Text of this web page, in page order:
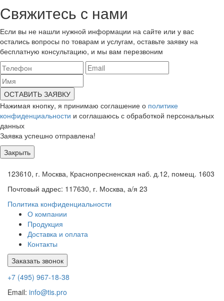
Свяжитесь с нами
Если вы не нашли нужной информации на сайте или у вас
остались вопросы по товарам и услугам, оставьте заявку на
бесплатную консультацию, и мы вам перезвоним
ОСТАВИТЬ ЗАЯВКУ
Нажимая кнопку, я принимаю соглашение о политике
конфиденциальности и соглашаюсь с обработкой персональных
данных
Заявка успешно отправлена!
Закрыть
123610, г. Москва, Краснопресненская наб. д.12, помещ. 1603
Почтовый адрес: 117630, г. Москва, а/я 23
Политика конфиденциальности
О компании
Продукция
Доставка и оплата
Контакты
Заказать звонок
+7 (495) 967-18-38
Email: info@tis.pro